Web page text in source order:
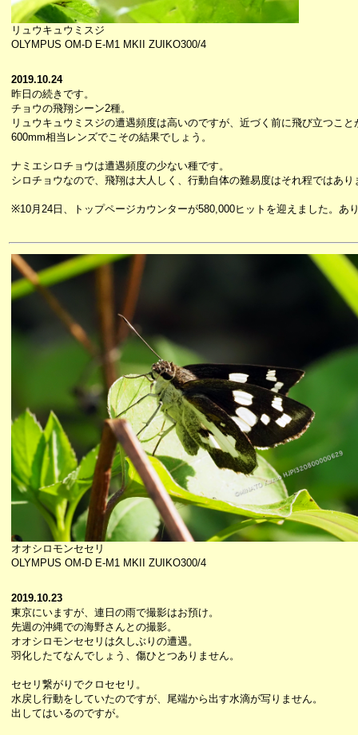
リュウキュウミスジ
OLYMPUS OM-D E-M1 MKII ZUIKO300/4
2019.10.24
昨日の続きです。
チョウの飛翔シーン2種。
リュウキュウミスジの遭遇頻度は高いのですが、近づく前に飛び立つこ
600mm相当レンズでこその結果でしょう。
ナミエシロチョウは遭遇頻度の少ない種です。
シロチョウなので、飛翔は大人しく、行動自体の難易度はそれ程ではあり
※10月24日、トップページカウンターが580,000ヒットを迎えました。あ
オオシロモンセセリ
OLYMPUS OM-D E-M1 MKII ZUIKO300/4
2019.10.23
東京にいますが、連日の雨で撮影はお預け。
先週の沖縄での海野さんとの撮影。
オオシロモンセセリは久しぶりの遭遇。
羽化したてなんでしょう、傷ひとつありません。
セセリ繋がりでクロセセリ。
水戻し行動をしていたのですが、尾端から出す水滴が写りません。
出してはいるのですが。